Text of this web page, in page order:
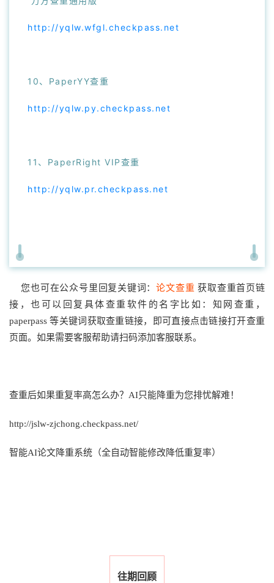
http://yqlw.wfgl.checkpass.net
10、PaperYY查重
http://yqlw.py.checkpass.net
11、PaperRight VIP查重
http://yqlw.pr.checkpass.net
您也可在公众号里回复关键词：论文查重获取查重首页链
接，也可以回复具体查重软件的名字比如：知网查重，
paperpass 等关键词获取查重链接，即可直接点击链接打开查重
页面。如果需要客服帮助请扫码添加客服联系。
查重后如果重复率高怎么办？AI只能降重为您排忧解难！
http://jslw-zjchong.checkpass.net/
智能AI论文降重系统（全自动智能修改降低重复率）
往期回顾